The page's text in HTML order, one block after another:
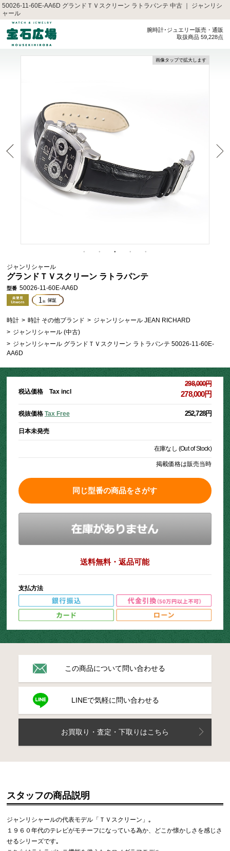
50026-11-60E-AA6D グランドＴＶスクリーン ラトラパンテ 中古 ｜ ジャンリシ
ャール
腕時計･ジュエリー販売・通販
取扱商品 59,228点
画像タップで拡大します
ジャンリシャール
グランドＴＶスクリーン ラトラパンテ
型番 50026-11-60E-AA6D
時計 > 時計 その他ブランド > ジャンリシャール JEAN RICHARD
> ジャンリシャール (中古)
> ジャンリシャール グランドＴＶスクリーン ラトラパンテ 50026-11-60E-
AA6D
税込価格 Tax incl
298,000円
278,000円
税抜価格 Tax Free 252,728円
日本未発売
在庫なし (Out of Stock)
掲載価格は販売当時
同じ型番の商品をさがす
送料無料・返品可能
支払方法
この商品について問い合わせる
LINEで気軽に問い合わせる
お買取り・査定・下取りはこちら
スタッフの商品説明
ジャンリシャールの代表モデル「ＴＶスクリーン」｡
１９６０年代のテレビがモチーフになっている為か、どこか懐かしさを感じさ
せるシリーズです｡